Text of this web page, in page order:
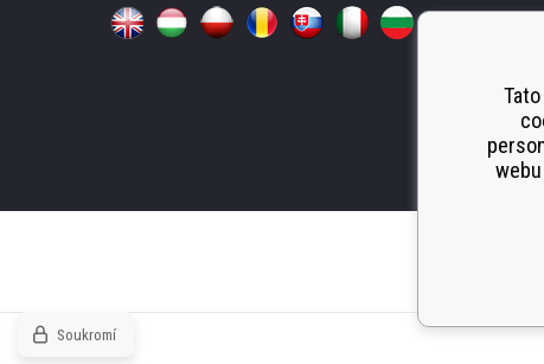
Pronájem
Náhradní
Soukromí